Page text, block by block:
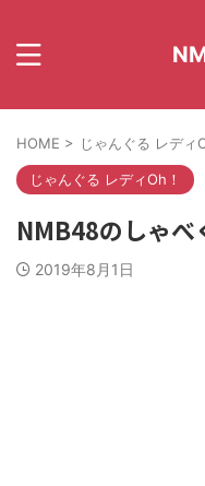
HOME > じゃんぐる レディ
じゃんぐる レディOh！
NMB48のしゃ
2019年8月1日